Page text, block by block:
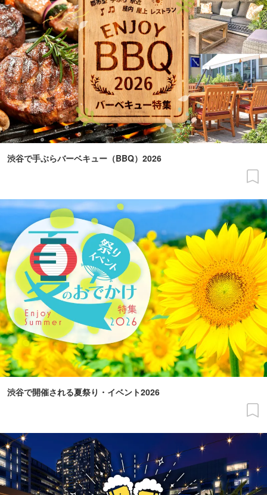
渋谷で手ぶらバーベキュー（BBQ）2026
渋谷で開催される夏祭り・イベント2026